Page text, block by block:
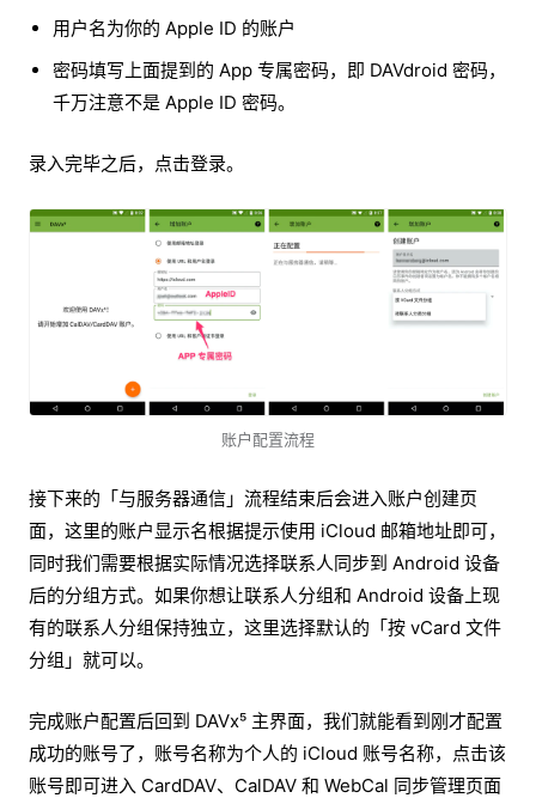
用户名为你的 Apple ID 的账户
密码填写上面提到的 App 专属密码，即 DAVdroid 密码，
千万注意不是 Apple ID 密码。
录入完毕之后，点击登录。
账户配置流程
接下来的「与服务器通信」流程结束后会进入账户创建页
面，这里的账户显示名根据提示使用 iCloud 邮箱地址即可，
同时我们需要根据实际情况选择联系人同步到 Android 设备
后的分组方式。如果你想让联系人分组和 Android 设备上现
有的联系人分组保持独立，这里选择默认的「按 vCard 文件
分组」就可以。
完成账户配置后回到 DAVx⁵ 主界面，我们就能看到刚才配置
成功的账号了，账号名称为个人的 iCloud 账号名称，点击该
账号即可进入 CardDAV、CalDAV 和 WebCal 同步管理页面